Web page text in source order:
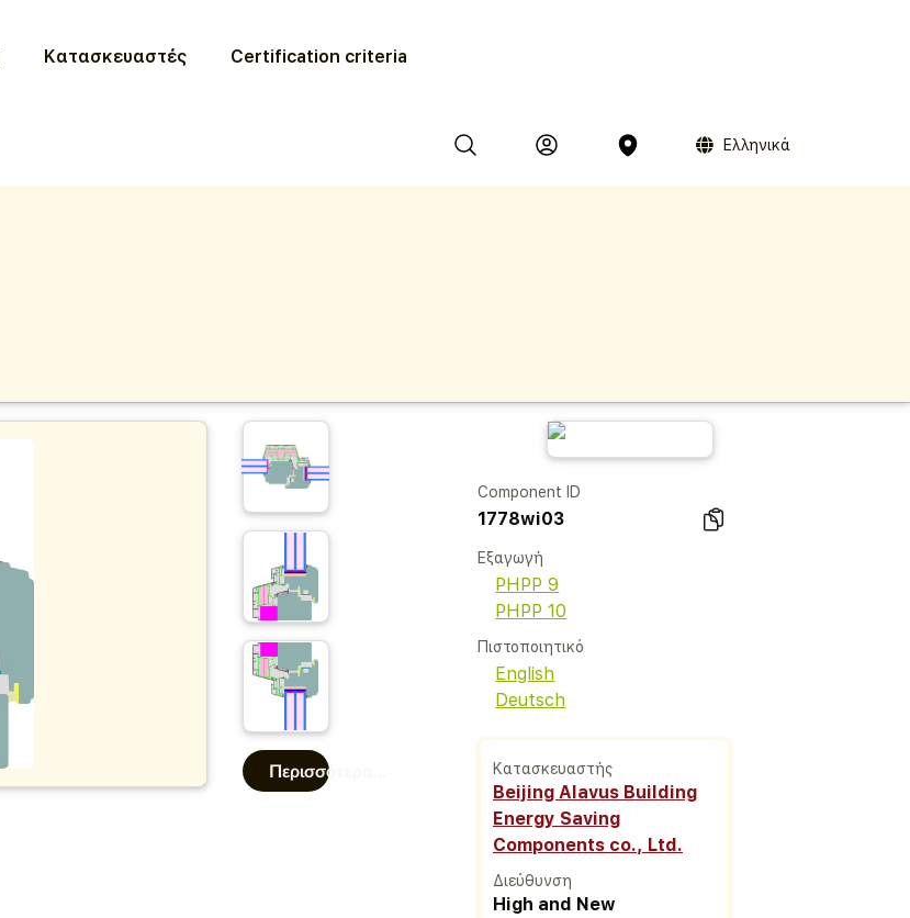
Κατασκευαστές Certification criteria
Ελληνικά
Περισσότερα...
Component ID
1778wi03
Εξαγωγή
PHPP 9
PHPP 10
Πιστοποιητικό
English
Deutsch
Κατασκευαστής
Beijing Alavus Building
Energy Saving
Components co., Ltd.
Διεύθυνση
High and New